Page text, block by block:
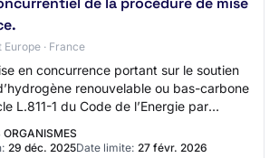
· France
en concurrence portant sur le soutien
renouvelable ou bas-carbone
L.811-1 du Code de l’Energie par
ORGANISMES
29 déc. 2025Date limite: 27 févr. 2026